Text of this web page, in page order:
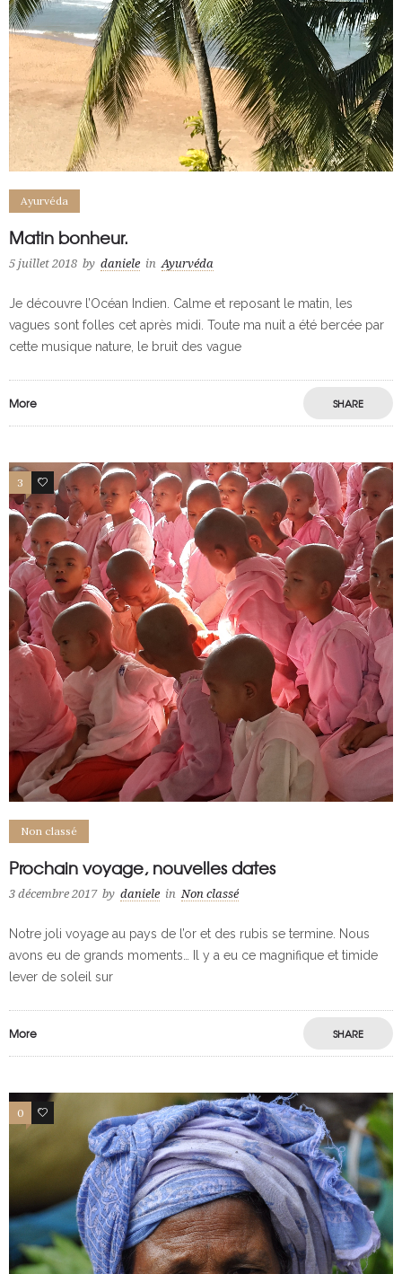
Ayurvéda
Matin bonheur.
5 juillet 2018 by daniele in Ayurvéda
Je découvre l’Océan Indien. Calme et reposant le matin, les
vagues sont folles cet après midi. Toute ma nuit a été bercée par
cette musique nature, le bruit des vague
More SHARE
3 0
Non classé
Prochain voyage, nouvelles dates
3 décembre 2017 by daniele in Non classé
Notre joli voyage au pays de l’or et des rubis se termine. Nous
avons eu de grands moments… Il y a eu ce magnifique et timide
lever de soleil sur
More SHARE
0 3